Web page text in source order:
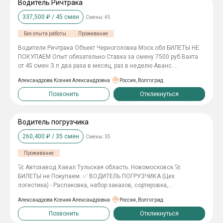
ЗАДАЧИ: • укладка асфальта и щебня; • установка поребриков.
УСЛОВИЯ: вахта 60/30, график 7/0, смена 11 часов.
Водитель Ричтрака
337,500 ₽ / 45 смен Смены:45
Без опыта работы Проживание
Водители Ричтрака Объект Черноголовка Моск.обл БИЛЕТЫ НЕ
ПОКУПАЕМ Опыт обязательно Ставка за смену 7500 руб Вахта
от 45 смен З.п два раза в месяц, раз в неделю Аванс.
продукции в стеллаженом оборудовании набивного типа
высотой до 12 м, оснащенного системой "Pallet runner" -
Разгрузка/Погрузка транспорта, перемещение, размещение ТМЦ
-Мед книжку поможем оформить
Александрова Ксения Александровна Россия, Волгоград
Позвонить Откликнуться
Водитель погрузчика
260,400 ₽ / 35 смен Смены:35
Проживание
🚀 Автозавод Хавал Тульская область. Новомосковск 🚀
БИЛЕТЫ не Покупаем. ✅ ВОДИТЕЛЬ ПОГРУЗЧИКА (Цех
логистика) - Распаковка, набор заказов, сортировка,
Размещение материалов на складе (напольное/ стеллажное
хранение) Требования: · Водительское удостоверение кат. В!! ·
Опыт работы на погрузчике от полугода; · ▶ Мужчины
Александрова Ксения Александровна Россия, Волгоград
Позвонить Откликнуться